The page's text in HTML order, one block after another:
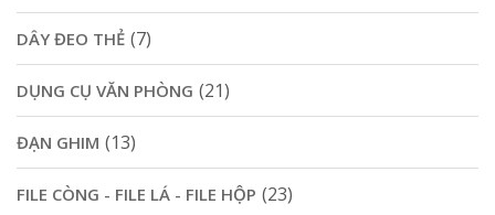
DÂY ĐEO THẺ (7)
DỤNG CỤ VĂN PHÒNG (21)
ĐẠN GHIM (13)
FILE CÒNG - FILE LÁ - FILE HỘP (23)